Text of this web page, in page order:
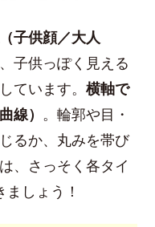
子供顔／大人
子供っぽく見える
ています。 横軸で
線） 。輪郭や目・
るか、丸みを帯び
、さっそく各タイ
しょう！